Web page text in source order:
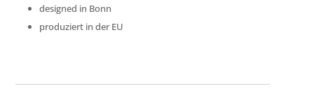
designed in Bonn
produziert in der EU